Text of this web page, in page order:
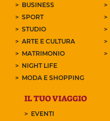
BUSINESS
SPORT
STUDIO
ARTE E CULTURA
MATRIMONIO
NIGHT LIFE
MODA E SHOPPING
IL TUO VIAGGIO
EVENTI